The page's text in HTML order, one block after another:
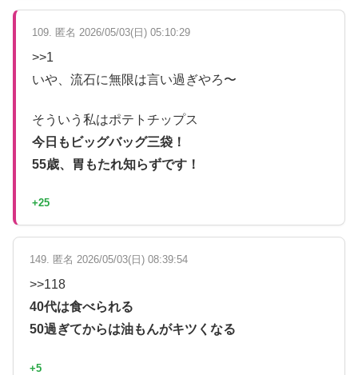
109. 匿名 2026/05/03(日) 05:10:29
>>1
いや、流石に無限は言い過ぎやろ〜
そういう私はポテトチップス
今日もビッグバッグ三袋！
55歳、胃もたれ知らずです！
+25
149. 匿名 2026/05/03(日) 08:39:54
>>118
40代は食べられる
50過ぎてからは油もんがキツくなる
+5